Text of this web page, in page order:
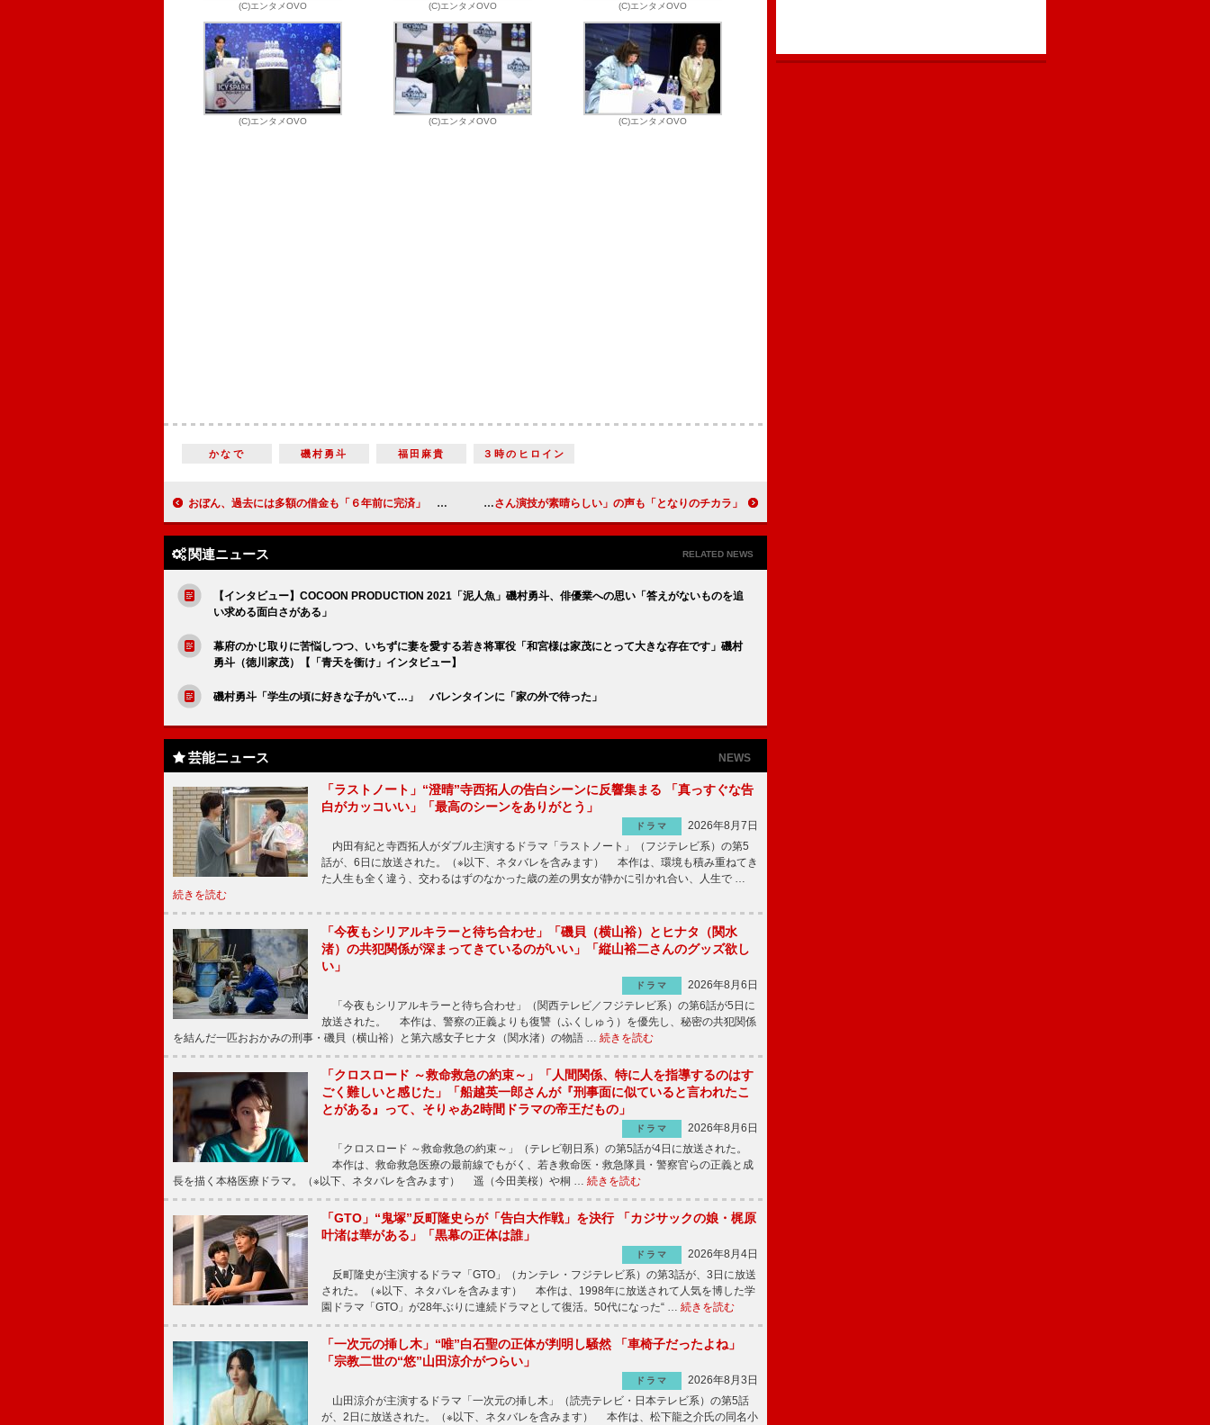
(C)エンタメOVO (C)エンタメOVO (C)エンタメOVO
(C)エンタメOVO (C)エンタメOVO (C)エンタメOVO
かなで 磯村勇斗 福田麻貴 ３時のヒロイン
おぼん、過去には多額の借金も「６年前に完済」 ３度の結婚歴も明かす 「となりのチカラ」最終回「考えさせられる温かいヒューマンドラマだった」 “頼子”松嶋菜々子の「おばさん演技が素晴らしい」の声も
関連ニュース RELATED NEWS
【インタビュー】COCOON PRODUCTION 2021「泥人魚」磯村勇斗、俳優業への思い「答えがないものを追
い求める面白さがある」
幕府のかじ取りに苦悩しつつ、いちずに妻を愛する若き将軍役「和宮様は家茂にとって大きな存在です」磯村
勇斗（徳川家茂）【「青天を衝け」インタビュー】
磯村勇斗「学生の頃に好きな子がいて…」 バレンタインに「家の外で待った」
芸能ニュース NEWS
「ラストノート」“澄晴”寺西拓人の告白シーンに反響集まる 「真っすぐな告
白がカッコいい」「最高のシーンをありがとう」
ドラマ
2026年8月7日
内田有紀と寺西拓人がダブル主演するドラマ「ラストノート」（フジテレビ系）の第5
話が、6日に放送された。（※以下、ネタバレを含みます） 本作は、環境も積み重ねてき
た人生も全く違う、交わるはずのなかった歳の差の男女が静かに引かれ合い、人生で …
続きを読む
「今夜もシリアルキラーと待ち合わせ」「磯貝（横山裕）とヒナタ（関水
渚）の共犯関係が深まってきているのがいい」「縦山裕二さんのグッズ欲し
い」
ドラマ
2026年8月6日
「今夜もシリアルキラーと待ち合わせ」（関西テレビ／フジテレビ系）の第6話が5日に
放送された。 本作は、警察の正義よりも復讐（ふくしゅう）を優先し、秘密の共犯関係
を結んだ一匹おおかみの刑事・磯貝（横山裕）と第六感女子ヒナタ（関水渚）の物語 … 続きを読む
「クロスロード ～救命救急の約束～」「人間関係、特に人を指導するのはす
ごく難しいと感じた」「船越英一郎さんが『刑事面に似ていると言われたこ
とがある』って、そりゃあ2時間ドラマの帝王だもの」
ドラマ
2026年8月6日
「クロスロード ～救命救急の約束～」（テレビ朝日系）の第5話が4日に放送された。
本作は、救命救急医療の最前線でもがく、若き救命医・救急隊員・警察官らの正義と成
長を描く本格医療ドラマ。（※以下、ネタバレを含みます） 遥（今田美桜）や桐 … 続きを読む
「GTO」“鬼塚”反町隆史らが「告白大作戦」を決行 「カジサックの娘・梶原
叶渚は華がある」「黒幕の正体は誰」
ドラマ
2026年8月4日
反町隆史が主演するドラマ「GTO」（カンテレ・フジテレビ系）の第3話が、3日に放送
された。（※以下、ネタバレを含みます） 本作は、1998年に放送されて人気を博した学
園ドラマ「GTO」が28年ぶりに連続ドラマとして復活。50代になった“ … 続きを読む
「一次元の挿し木」“唯”白石聖の正体が判明し騒然 「車椅子だったよね」
「宗教二世の“悠”山田涼介がつらい」
ドラマ
2026年8月3日
山田涼介が主演するドラマ「一次元の挿し木」（読売テレビ・日本テレビ系）の第5話
が、2日に放送された。（※以下、ネタバレを含みます） 本作は、松下龍之介氏の同名小